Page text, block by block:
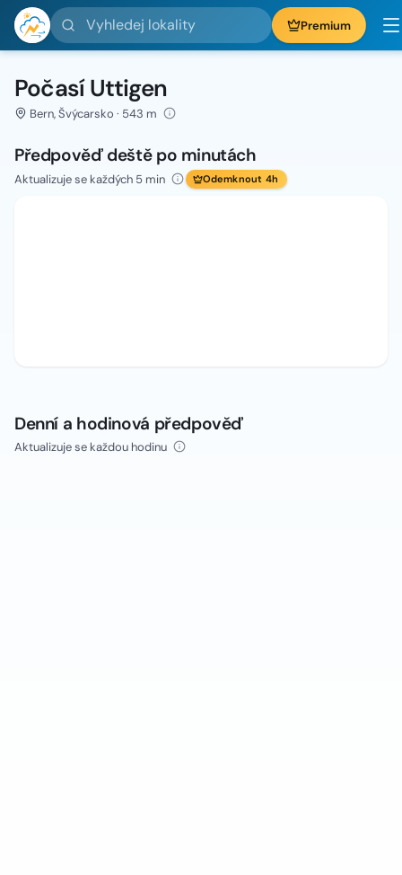
Vyhledej lokality Premium
Počasí Uttigen
Bern, Švýcarsko · 543 m
Předpověď deště po minutách
Aktualizuje se každých 5 min Odemknout 4h
Denní a hodinová předpověď
Aktualizuje se každou hodinu